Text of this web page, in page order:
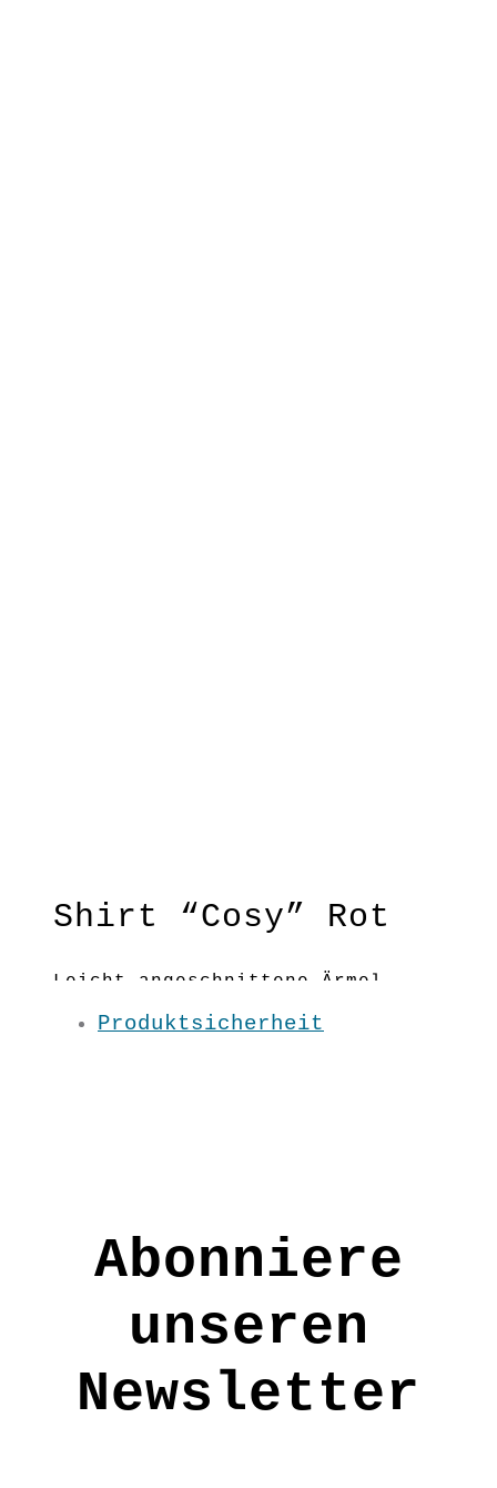
Shirt “Cosy” Rot
Leicht angeschnittene Ärmel,
Wasserfallkragen & luftiger
Schnitt- das ideale Basic-Shirt
UN2111
€32,90
Produktsicherheit
Abonniere
unseren
Newsletter